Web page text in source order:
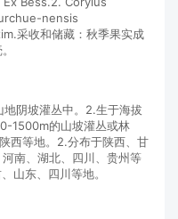
nensis
采收和储藏：秋季果实成
阴坡灌丛中。2.生于海拔
1500m的山坡灌丛或林
西等地。2.分布于陕西、甘
南、湖北、四川、贵州等
山东、四川等地。